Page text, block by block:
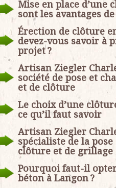
Mise en place d’une
sont les avantages
Érection de clôture
devez-vous savoir à
projet ?
Artisan Ziegler
société de pose et
et de clôture
Le choix d’une
ce qu’il faut savoir
Artisan Ziegler
spécialiste de la
clôture et de grillage
Pourquoi faut-il
béton à Langon ?